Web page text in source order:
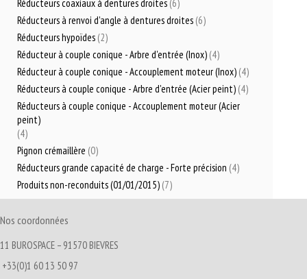
Réducteurs coaxiaux à dentures droites (6)
Réducteurs à renvoi d'angle à dentures droites (6)
Réducteurs hypoïdes (2)
Réducteur à couple conique - Arbre d'entrée (Inox) (4)
Réducteur à couple conique - Accouplement moteur (Inox) (4)
Réducteurs à couple conique - Arbre d'entrée (Acier peint) (4)
Réducteurs à couple conique - Accouplement moteur (Acier
peint)
(4)
Pignon crémaillère (0)
Réducteurs grande capacité de charge - Forte précision (4)
Produits non-reconduits (01/01/2015) (7)
Nos coordonnées
11 BUROSPACE – 91570 BIEVRES
+33(0)1 60 13 50 97